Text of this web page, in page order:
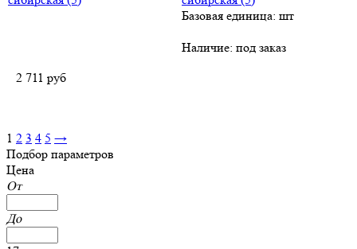
Базовая единица: шт
Наличие: под заказ
2 711 руб
1 2 3 4 5 →
Подбор параметров
Цена
От
До